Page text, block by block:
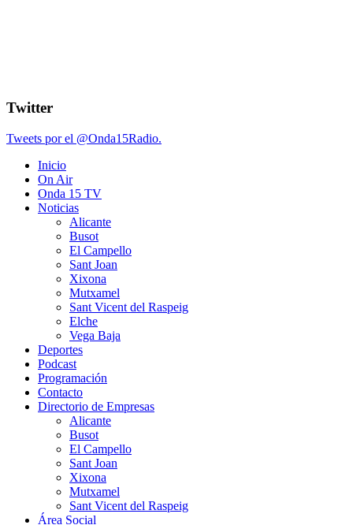
Twitter
Tweets por el @Onda15Radio.
Inicio
On Air
Onda 15 TV
Noticias
Alicante
Busot
El Campello
Sant Joan
Xixona
Mutxamel
Sant Vicent del Raspeig
Elche
Vega Baja
Deportes
Podcast
Programación
Contacto
Directorio de Empresas
Alicante
Busot
El Campello
Sant Joan
Xixona
Mutxamel
Sant Vicent del Raspeig
Área Social